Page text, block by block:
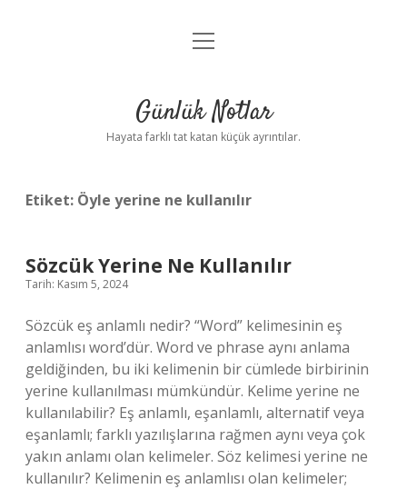
Anasayfa
Yasal Uyarı
menüyü
Günlük Notlar
Hayata farklı tat katan küçük ayrıntılar.
Etiket: Öyle yerine ne kullanılır
Sözcük Yerine Ne Kullanılır
Tarih: Kasım 5, 2024
Sözcük eş anlamlı nedir? “Word” kelimesinin eş
anlamlısı word’dür. Word ve phrase aynı anlama
geldiğinden, bu iki kelimenin bir cümlede birbirinin
yerine kullanılması mümkündür. Kelime yerine ne
kullanılabilir? Eş anlamlı, eşanlamlı, alternatif veya
eşanlamlı; farklı yazılışlarına rağmen aynı veya çok
yakın anlamı olan kelimeler. Söz kelimesi yerine ne
kullanılır? Kelimenin eş anlamlısı olan kelimeler;